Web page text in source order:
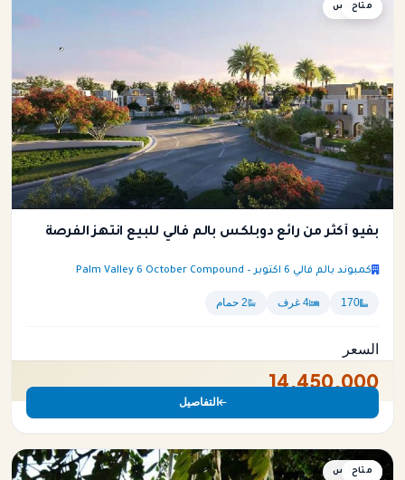
دوبلكس
متاح
بفيو أكثر من رائع دوبلكس بالم فالي للبيع انتهز الفرصة
كمبوند بالم فالي 6 اكتوبر – Palm Valley 6 October Compound
170 4 غرف 2 حمام
السعر
14,450,000
التفاصيل
دوبلكس
متاح